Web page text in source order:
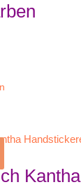
Kantha